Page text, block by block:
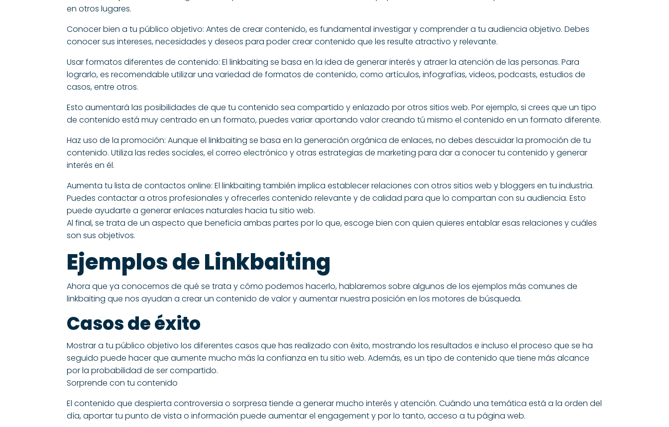
en otros lugares.
Conocer bien a tu público objetivo: Antes de crear contenido, es fundamental investigar y comprender a tu audiencia objetivo. Debes
conocer sus intereses, necesidades y deseos para poder crear contenido que les resulte atractivo y relevante.
Usar formatos diferentes de contenido: El linkbaiting se basa en la idea de generar interés y atraer la atención de las personas. Para
lograrlo, es recomendable utilizar una variedad de formatos de contenido, como artículos, infografías, videos, podcasts, estudios de
casos, entre otros.
Esto aumentará las posibilidades de que tu contenido sea compartido y enlazado por otros sitios web. Por ejemplo, si crees que un tipo
de contenido está muy centrado en un formato, puedes variar aportando valor creando tú mismo el contenido en un formato diferente.
Haz uso de la promoción: Aunque el linkbaiting se basa en la generación orgánica de enlaces, no debes descuidar la promoción de tu
contenido. Utiliza las redes sociales, el correo electrónico y otras estrategias de marketing para dar a conocer tu contenido y generar
interés en él.
Aumenta tu lista de contactos online: El linkbaiting también implica establecer relaciones con otros sitios web y bloggers en tu industria.
Puedes contactar a otros profesionales y ofrecerles contenido relevante y de calidad para que lo compartan con su audiencia. Esto
puede ayudarte a generar enlaces naturales hacia tu sitio web.
Al final, se trata de un aspecto que beneficia ambas partes por lo que, escoge bien con quien quieres entablar esas relaciones y cuáles
son sus objetivos.
Ejemplos de Linkbaiting
Ahora que ya conocemos de qué se trata y cómo podemos hacerlo, hablaremos sobre algunos de los ejemplos más comunes de
linkbaiting que nos ayudan a crear un contenido de valor y aumentar nuestra posición en los motores de búsqueda.
Casos de éxito
Mostrar a tu público objetivo los diferentes casos que has realizado con éxito, mostrando los resultados e incluso el proceso que se ha
seguido puede hacer que aumente mucho más la confianza en tu sitio web. Además, es un tipo de contenido que tiene más alcance
por la probabilidad de ser compartido.
Sorprende con tu contenido
El contenido que despierta controversia o sorpresa tiende a generar mucho interés y atención. Cuándo una temática está a la orden del
día, aportar tu punto de vista o información puede aumentar el engagement y por lo tanto, acceso a tu página web.